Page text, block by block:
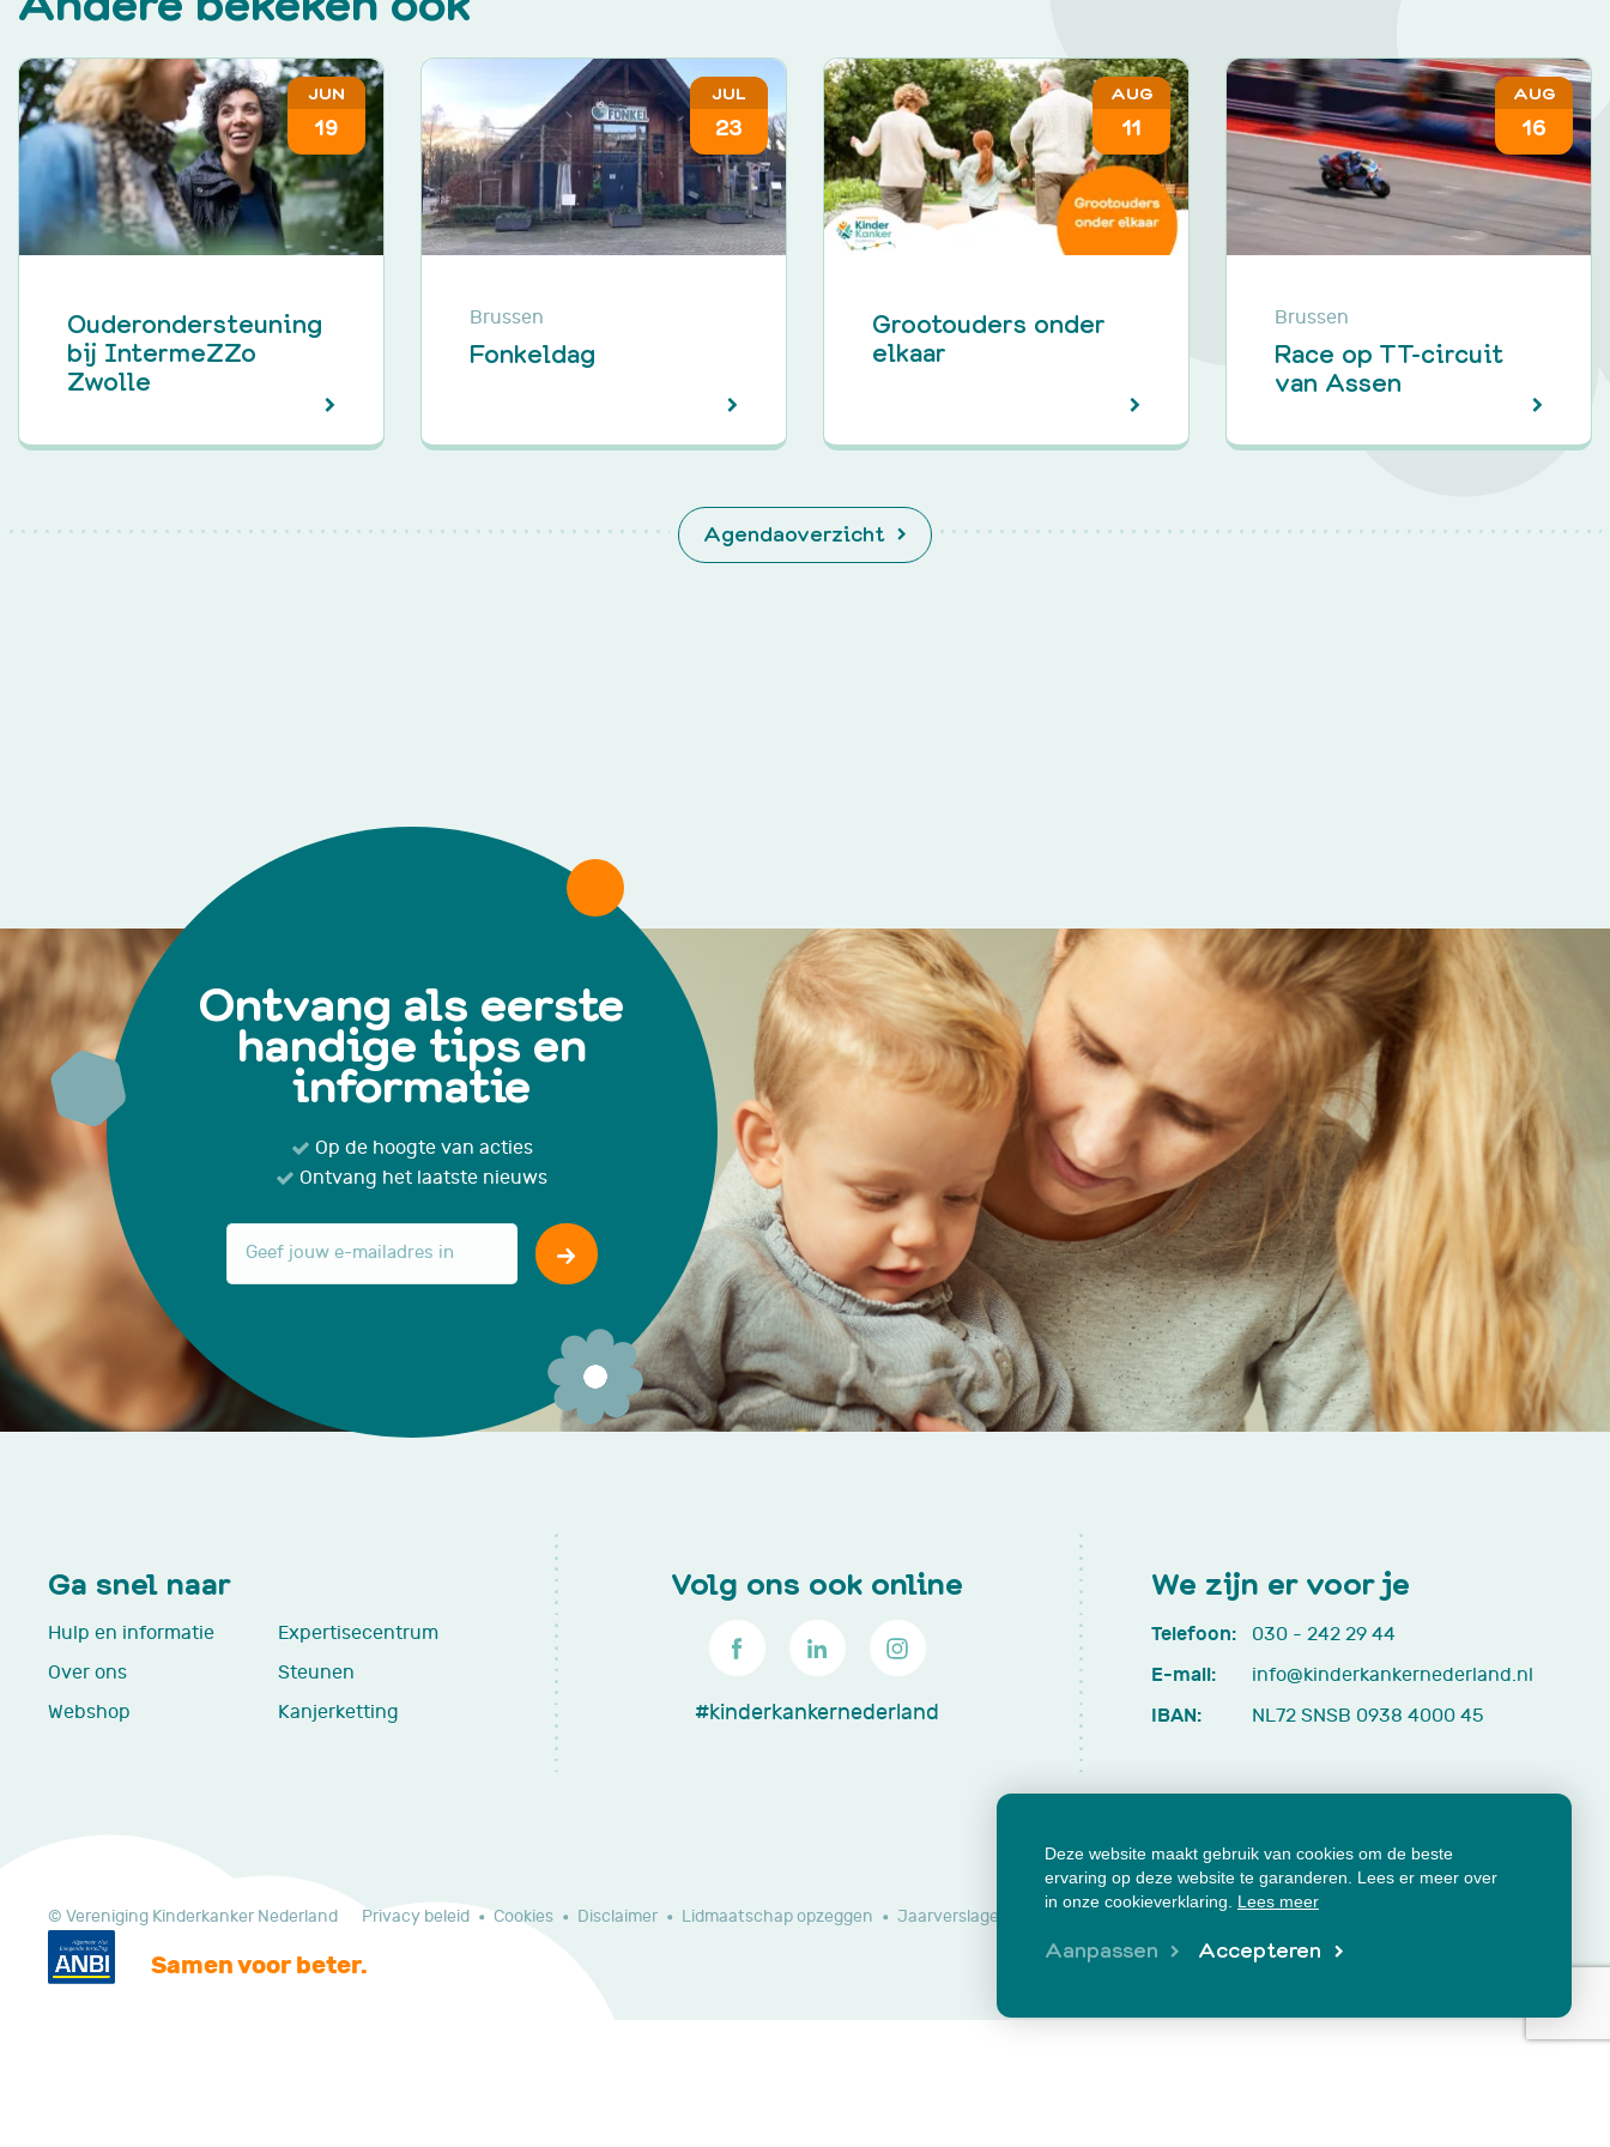
Deze website maakt gebruik van cookies om de beste
ervaring op deze website te garanderen. Lees er meer over
in onze cookieverklaring. Lees meer
Accepteren
Aanpassen
JUN
19
Ouderondersteuning
bij IntermeZZo
Zwolle
JUL
23
Brussen
Fonkeldag
AUG
11
Grootouders onder
elkaar
AUG
16
Brussen
Race op TT-circuit
van Assen
Agendaoverzicht
Ontvang als eerste
handige tips en
informatie
Op de hoogte van acties
Ontvang het laatste nieuws
Ga snel naar
Hulp en informatie
Expertisecentrum
Over ons
Steunen
Webshop
Kanjerketting
Volg ons ook online
#kinderkankernederland
We zijn er voor je
Telefoon: 030 - 242 29 44
E-mail: info@kinderkankernederland.nl
IBAN: NL72 SNSB 0938 4000 45
© Vereniging Kinderkanker Nederland Privacy beleid Cookies Disclaimer Lidmaatschap opzeggen Jaarverslagen en documenten Klachtenformulier
Samen voor beter.